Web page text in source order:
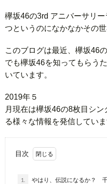
欅坂46の3rd アニバーサリ
つというのになかなかその
このブログは最近、欅坂46
でも欅坂46を知ってもらう
いています。
2 0 1 9 年 ５
月 現 在 は 欅 坂 4 6 の 8 枚 目 シ
る 様 々 な 情 報 を 発 信 し て い ま
目次
1. やはり、伝説になるか？ 千